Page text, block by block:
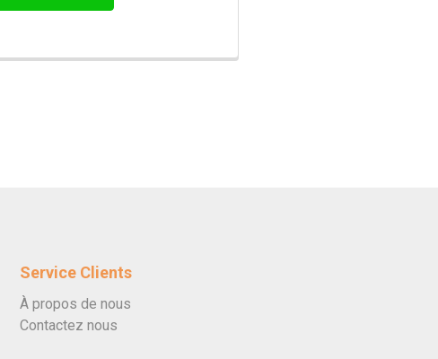
Service Clients
À propos de nous
Contactez nous